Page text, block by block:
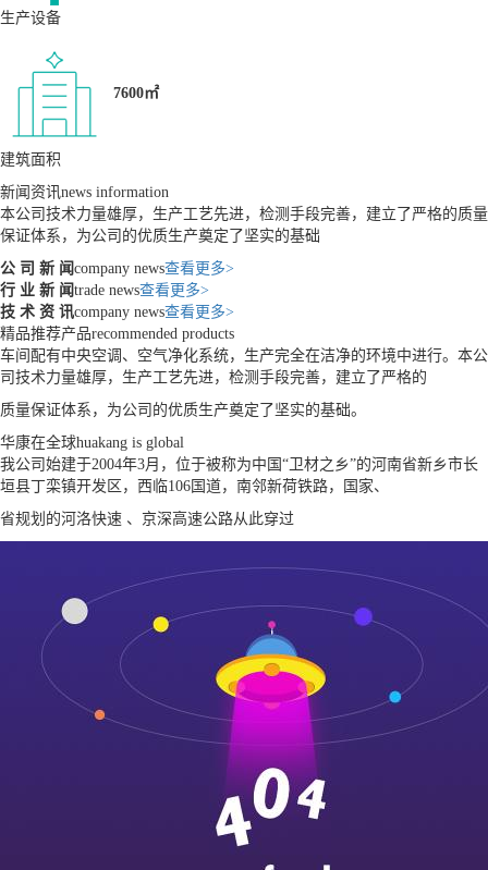
生产设备
7600㎡
建筑面积
新闻资讯news information
本公司技术力量雄厚，生产工艺先进，检测手段完善，建立了严格的质量
保证体系，为公司的优质生产奠定了坚实的基础
公 司 新 闻company news查看更多>
行 业 新 闻trade news查看更多>
技 术 资 讯company news查看更多>
精品推荐产品recommended products
车间配有中央空调、空气净化系统，生产完全在洁净的环境中进行。本公
司技术力量雄厚，生产工艺先进，检测手段完善，建立了严格的
质量保证体系，为公司的优质生产奠定了坚实的基础。
华康在全球huakang is global
我公司始建于2004年3月，位于被称为中国“卫材之乡”的河南省新乡市长
垣县丁栾镇开发区，西临106国道，南邻新荷铁路，国家、
省规划的河洛快速 、京深高速公路从此穿过